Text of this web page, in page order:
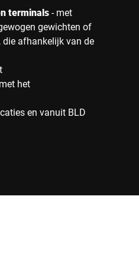
terminals- met
gewichten of
afhankelijk van de
het
en vanuit BLD